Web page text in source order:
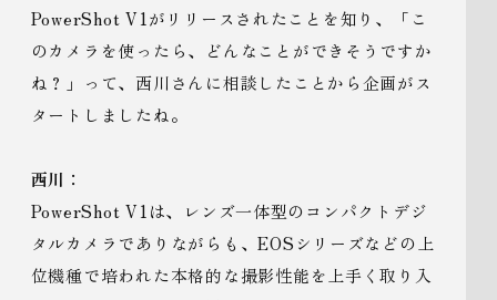
PowerShot V1がリリースされたことを知り、「こ
のカメラを使ったら、どんなことができそうですか
ね？」って、西川さんに相談したことから企画がス
タートしましたね。
西川：
PowerShot V1は、レンズ一体型のコンパクトデジ
タルカメラでありながらも、EOSシリーズなどの上
位機種で培われた本格的な撮影性能を上手く取り入